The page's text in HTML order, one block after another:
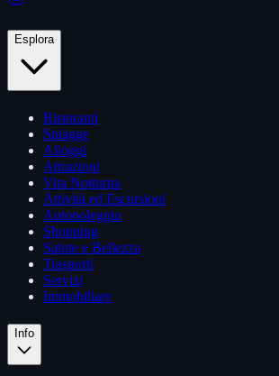
Esplora
Ristoranti
Spiagge
Alloggi
Attrazioni
Vita Notturna
Attività ed Escursioni
Autonoleggio
Shopping
Salute e Bellezza
Trasporti
Servizi
Immobiliare
Info